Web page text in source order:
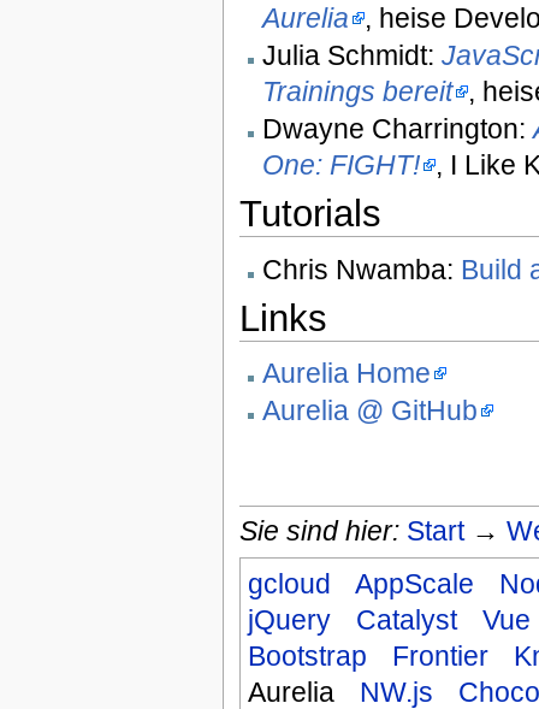
Aurelia , heise
Julia Schmidt:
Trainings bereit ,
Dwayne Charrington:
One: FIGHT! , I Like
Tutorials
Chris Nwamba: Build
Links
Aurelia Home
Aurelia @ GitHub
Sie sind hier: Start→
gcloud
AppScale
jQuery
Catalyst
Vue
Bootstrap
Frontier
Aurelia
NW.js